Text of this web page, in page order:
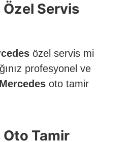
Servis
özel servis mi
profesyonel ve
Mercedes oto tamir
Tamir